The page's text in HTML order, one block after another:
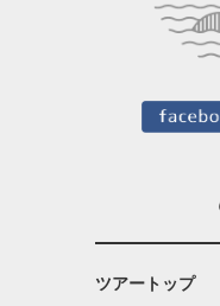
ツアートップ